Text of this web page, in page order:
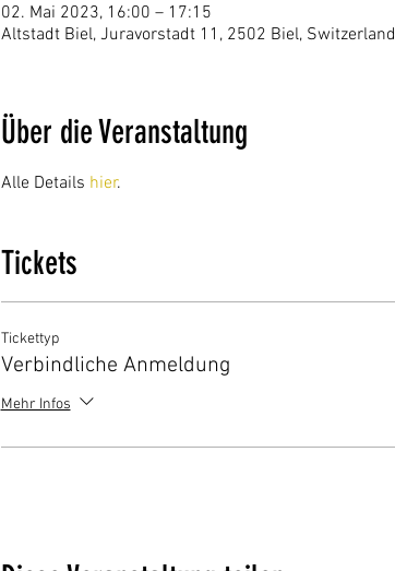
02. Mai 2023, 16:00 – 17:15
Altstadt Biel, Juravorstadt 11, 2502 Biel, Switzerland
Über die Veranstaltung
Alle Details hier.
Tickets
Tickettyp
Verbindliche Anmeldung
Mehr Infos